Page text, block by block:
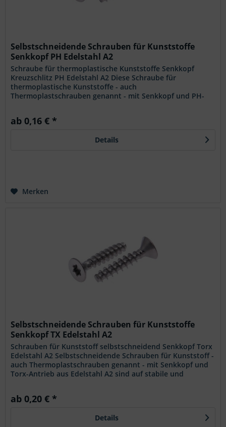
Selbstschneidende Schrauben für Kunststoffe
Senkkopf PH Edelstahl A2
Schraube für thermoplastische Kunststoffe Senkkopf
Kreuzschlitz PH Edelstahl A2 Diese Schraube für
thermoplastische Kunststoffe - auch
Thermoplastschrauben genannt - mit Senkkopf und PH-
ab 0,16 € *
Details
Merken
Selbstschneidende Schrauben für Kunststoffe
Senkkopf TX Edelstahl A2
Schrauben für Kunststoff selbstschneidend Senkkopf Torx
Edelstahl A2 Selbstschneidende Schrauben für Kunststoff -
auch Thermoplastschrauben genannt - mit Senkkopf und
Torx-Antrieb aus Edelstahl A2 sind auf stabile und
ab 0,20 € *
Details